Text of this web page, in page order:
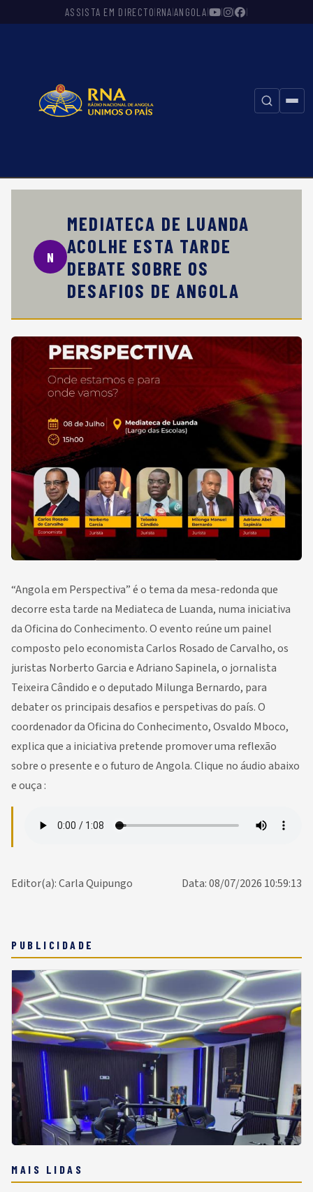
ASSISTA EM DIRECTO|RNA|ANGOLA| | | |
⚲
N
MEDIATECA DE LUANDA
ACOLHE ESTA TARDE
DEBATE SOBRE OS
DESAFIOS DE ANGOLA
“Angola em Perspectiva” é o tema da mesa-redonda que
decorre esta tarde na Mediateca de Luanda, numa iniciativa
da Oficina do Conhecimento. O evento reúne um painel
composto pelo economista Carlos Rosado de Carvalho, os
juristas Norberto Garcia e Adriano Sapinela, o jornalista
Teixeira Cândido e o deputado Milunga Bernardo, para
debater os principais desafios e perspetivas do país. O
coordenador da Oficina do Conhecimento, Osvaldo Mboco,
explica que a iniciativa pretende promover uma reflexão
sobre o presente e o futuro de Angola. Clique no áudio abaixo
e ouça :
Data: 08/07/2026 10:59:13
Editor(a): Carla Quipungo
PUBLICIDADE
MAIS LIDAS